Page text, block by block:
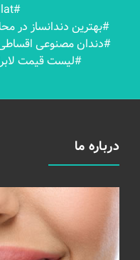
#dandanmahallat
#بهترين دندانساز در
#دندان مصنوعی
#لیست قیمت
درباره ما